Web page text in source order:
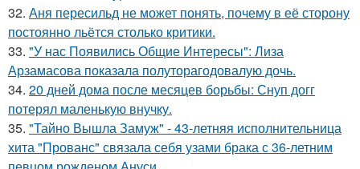
32. Аня пересильд не может понять, почему в её сторону
постоянно льётся столько критики.
33. "У нас Появились Общие Интересы": Лиза
Арзамасова показала полуторагодовалую дочь.
34. 20 дней дома после месяцев борьбы: Снуп догг
потерял маленькую внучку.
35. "Тайно Вышла Замуж" - 43-летняя исполнительница
хита "Прованс" связала себя узами брака с 36-летним